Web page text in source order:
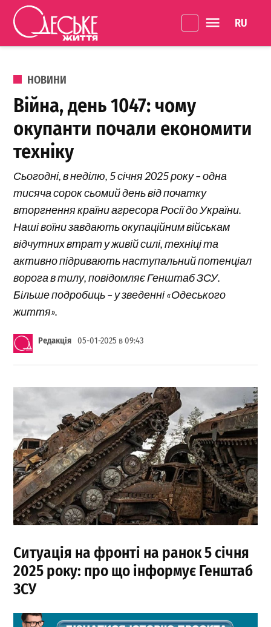
Перейти до вмісту
Життя
ОПУБЛІКОВАНО В
НОВИНИ
Війна, день 1047: чому
окупанти почали економити
техніку
Сьогодні, в неділю, 5 січня 2025 року – одна
тисяча сорок сьомий день від початку
вторгнення країни агресора Росії до України.
Наші воїни завдають окупаційним військам
відчутних втрат у живій силі, техніці та
активно підривають наступальний потенціал
ворога в тилу, повідомляє Генштаб ЗСУ.
Більше подробиць – у зведенні «Одеського
життя».
Редакція 05-01-2025 в 09:43
Ситуація на фронті на ранок 5 січня
2025 року: про що інформує Генштаб
ЗСУ